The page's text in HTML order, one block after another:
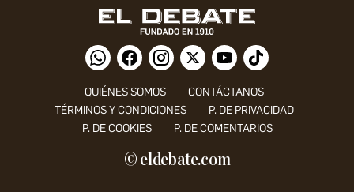
QUIÉNES SOMOS
CONTÁCTANOS
TÉRMINOS Y CONDICIONES
P. DE PRIVACIDAD
P. DE COOKIES
P. DE COMENTARIOS
© eldebate.com